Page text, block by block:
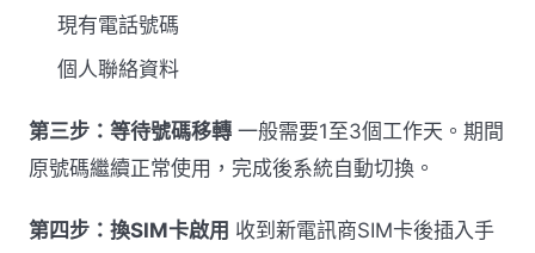
現有電話號碼
個人聯絡資料
第三步：等待號碼移轉 一般需要1至3個工作天。期間
原號碼繼續正常使用，完成後系統自動切換。
第四步：換SIM卡啟用 收到新電訊商SIM卡後插入手